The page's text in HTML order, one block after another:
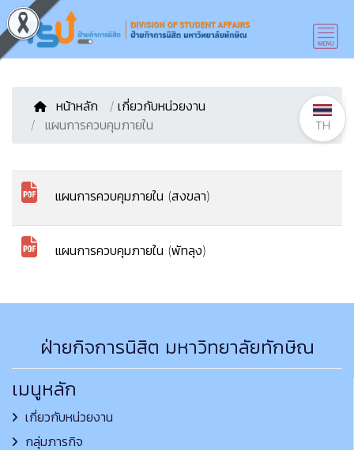
หน้าหลัก / เกี่ยวกับหน่วยงาน
แผนการควบคุมภายใน
แผนการควบคุมภายใน (สงขลา)
แผนการควบคุมภายใน (พัทลุง)
ฝ่ายกิจการนิสิต มหาวิทยาลัยทักษิณ
เมนูหลัก
เกี่ยวกับหน่วยงาน
กลุ่มภารกิจ
TH